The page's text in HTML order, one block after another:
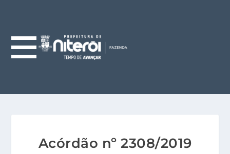
Acórdão nº 2308/2019